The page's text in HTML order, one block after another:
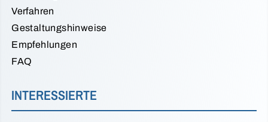
Verfahren
Gestaltungshinweise
Empfehlungen
FAQ
INTERESSIERTE